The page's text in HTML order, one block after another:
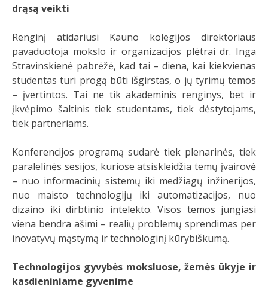
drąsą veikti
Renginį atidariusi Kauno kolegijos direktoriaus
pavaduotoja mokslo ir organizacijos plėtrai dr. Inga
Stravinskienė pabrėžė, kad tai – diena, kai kiekvienas
studentas turi progą būti išgirstas, o jų tyrimų temos
– įvertintos. Tai ne tik akademinis renginys, bet ir
įkvėpimo šaltinis tiek studentams, tiek dėstytojams,
tiek partneriams.
Konferencijos programą sudarė tiek plenarinės, tiek
paralelinės sesijos, kuriose atsiskleidžia temų įvairovė
– nuo informacinių sistemų iki medžiagų inžinerijos,
nuo maisto technologijų iki automatizacijos, nuo
dizaino iki dirbtinio intelekto. Visos temos jungiasi
viena bendra ašimi – realių problemų sprendimas per
inovatyvų mąstymą ir technologinį kūrybiškumą.
Technologijos gyvybės moksluose, žemės ūkyje ir
kasdieniniame gyvenime